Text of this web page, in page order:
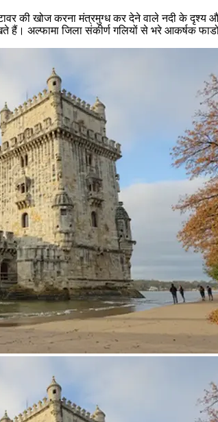
की खोज करना मंत्रमुग्ध कर देने वाले नदी के
हैं। अल्फामा जिला संकीर्ण गलियों से भरे आकर्षक